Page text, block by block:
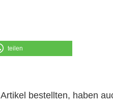
teilen
bestellten, haben